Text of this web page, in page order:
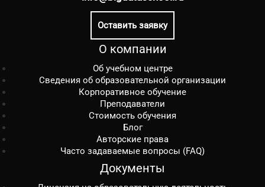
Оставить заявку
О компании
Об учебном центре
Сведения об образовательной организации
Корпоративное обучение
Преподаватели
Стоимость обучения
Блог
Авторские права
Часто задаваемые вопросы (FAQ)
Документы